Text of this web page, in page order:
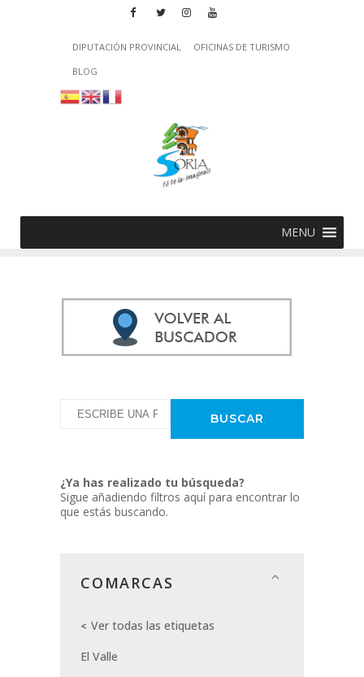
DIPUTACIÓN PROVINCIAL
OFICINAS DE TURISMO
BLOG
MENU
¿Ya has realizado tu búsqueda?
Sigue añadiendo filtros aquí para encontrar lo
que estás buscando.
COMARCAS
Ver todas las etiquetas
El Valle